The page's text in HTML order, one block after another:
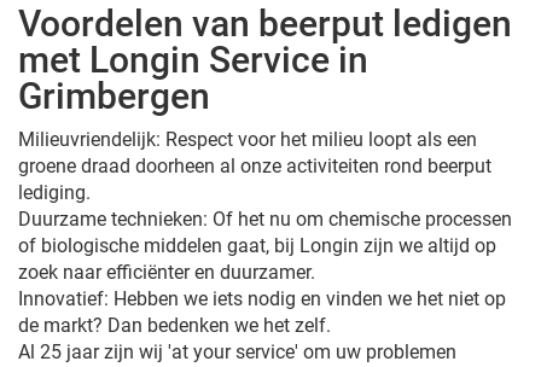
Voordelen van beerput ledigen
met Longin Service in
Grimbergen
Milieuvriendelijk: Respect voor het milieu loopt als een
groene draad doorheen al onze activiteiten rond beerput
lediging.
Duurzame technieken: Of het nu om chemische processen
of biologische middelen gaat, bij Longin zijn we altijd op
zoek naar efficiënter en duurzamer.
Innovatief: Hebben we iets nodig en vinden we het niet op
de markt? Dan bedenken we het zelf.
Al 25 jaar zijn wij 'at your service' om uw problemen